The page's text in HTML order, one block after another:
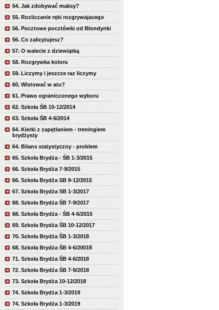
54. Jak zdobywać maksy?
55. Rozliczanie ręki rozgrywajacego
56. Pocztowe pocztówki od Blondynki
56. Co zalicytujesz?
57. O walecie z dziewiątką
58. Rozgrywka koloru
59. Liczymy i jeszcze raz liczymy
60. Wistować w atu?
61. Prawo ograniczonego wyboru
62. Szkoła ŚB 10-12/2014
63. Szkoła ŚB 4-6/2014
64. Kierki z zapętlaniem - treningiem
brydżysty
64. Bilans statystyczny - problem
65. Szkoła Brydża - ŚB 1-3/2015
66. Szkoła Brydża 7-9/2015
66. Szkoła Brydża SB 9-12/2015
67. Szkoła Brydża SB 1-3/2017
68. Szkoła Brydża ŚB 7-9/2017
68. Szkoła Brydża - ŚB 4-6/2015
69. Szkoła Brydża ŚB 10-12/2017
70. Szkoła Brydża ŚB 1-3/2018
68. Szkoła Brydża ŚB 4-6/20018
71. Szkoła Brydża ŚB 4-6/2018
72. Szkoła Brydża ŚB 7-9/2018
73. Szkoła Brydża 10-12/2018
74. Szkoła Brydża 1-3/2019
74. Szkoła Brydża 1-3/2019